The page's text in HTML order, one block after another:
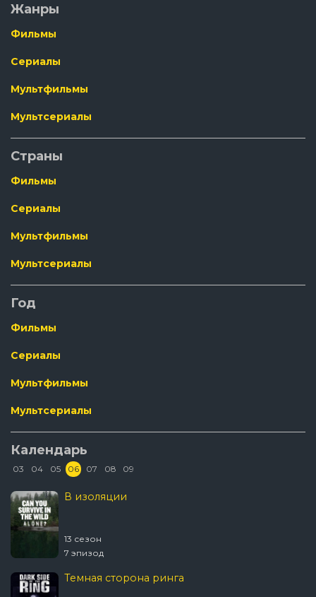
Жанры
Фильмы
Сериалы
Мультфильмы
Мультсериалы
Страны
Фильмы
Сериалы
Мультфильмы
Мультсериалы
Год
Фильмы
Сериалы
Мультфильмы
Мультсериалы
Календарь
03 04 05 06 07 08 09
В изоляции
13 сезон
7 эпизод
Темная сторона ринга